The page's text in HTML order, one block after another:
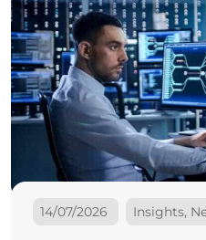
14/07/2026 Insights,